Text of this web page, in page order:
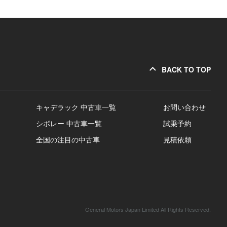
BACK TO TOP
キャデラック 中古車一覧
シボレー 中古車一覧
全国の注目の中古車
お問い合わせ
試乗予約
見積依頼
General Motors Japan Limited All Rights Reserved.